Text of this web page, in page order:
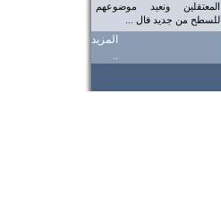
المعتقلين ونعيد موضوعهم
للسطح من جديد فال ...
المزيد
..